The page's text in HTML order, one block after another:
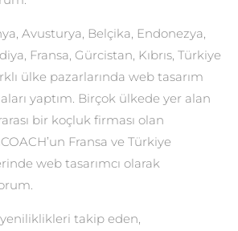
Avusturya, Belçika, Endonezya,
Fransa, Gürcistan, Kıbrıs, Türkiye
ülke pazarlarında web tasarım
yaptım. Birçok ülkede yer alan
bir koçluk firması olan
Fransa ve Türkiye
web tasarımcı olarak
takip eden,